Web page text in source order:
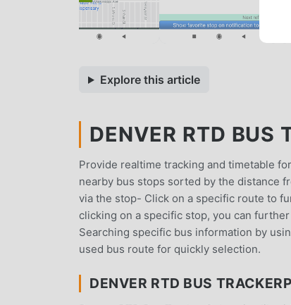
Explore this article
DENVER RTD BUS
Provide realtime tracking and timetable
nearby bus stops sorted by the distance
via the stop- Click on a specific route to
clicking on a specific stop, you can
Searching specific bus information by
used bus route for quickly selection.
DENVER RTD BUS